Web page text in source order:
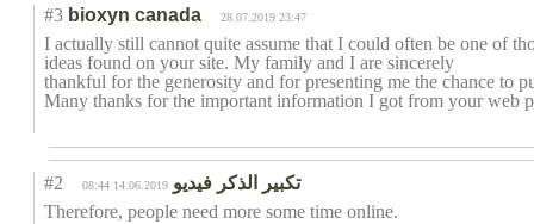
#3 bioxyn canada 28.07.2019 23:47
I actually still cannot quite assume that I could often be one of
ideas found on your site. My family and I are sincerely
thankful for the generosity and for presenting me the chance to
Many thanks for the important information I got from your web
#2 تكبير الذكر فيديو 14.06.2019 08:44
Therefore, people need more some time online.